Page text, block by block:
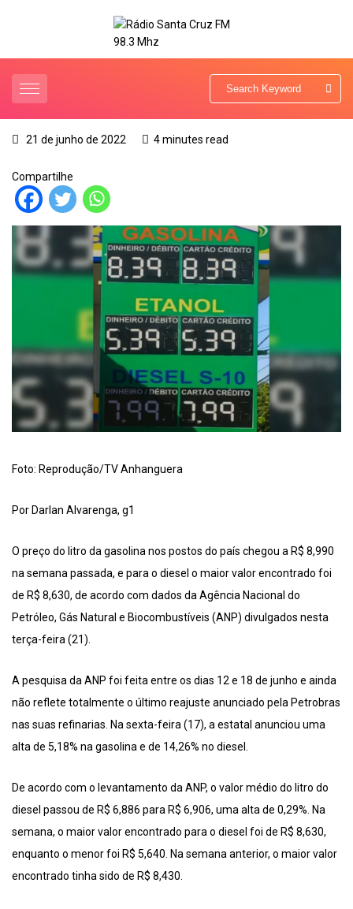
21 de junho de 2022 4 minutes read
Compartilhe
Foto: Reprodução/TV Anhanguera
Por Darlan Alvarenga, g1
O preço do litro da gasolina nos postos do país chegou a R$ 8,990
na semana passada, e para o diesel o maior valor encontrado foi
de R$ 8,630, de acordo com dados da Agência Nacional do
Petróleo, Gás Natural e Biocombustíveis (ANP) divulgados nesta
terça-feira (21).
A pesquisa da ANP foi feita entre os dias 12 e 18 de junho e ainda
não reflete totalmente o último reajuste anunciado pela Petrobras
nas suas refinarias. Na sexta-feira (17), a estatal anunciou uma
alta de 5,18% na gasolina e de 14,26% no diesel.
De acordo com o levantamento da ANP, o valor médio do litro do
diesel passou de R$ 6,886 para R$ 6,906, uma alta de 0,29%. Na
semana, o maior valor encontrado para o diesel foi de R$ 8,630,
enquanto o menor foi R$ 5,640. Na semana anterior, o maior valor
encontrado tinha sido de R$ 8,430.